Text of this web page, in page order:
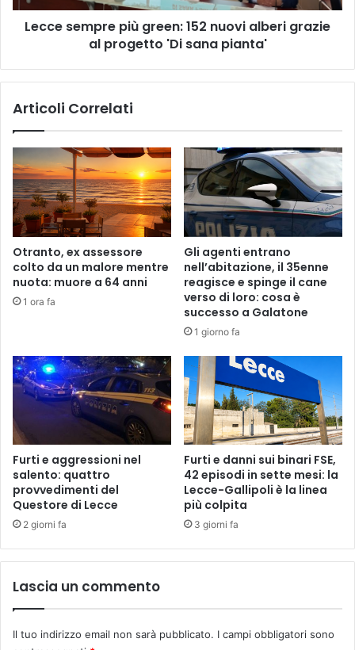
al
progetto
Lecce sempre più green: 152 nuovi alberi grazie
al progetto 'Di sana pianta'
Articoli Correlati
Otranto, ex assessore
colto da un malore mentre
nuota: muore a 64 anni
1 ora fa
Gli agenti entrano
nell’abitazione, il 35enne
reagisce e spinge il cane
verso di loro: cosa è
successo a Galatone
1 giorno fa
Furti e aggressioni nel
salento: quattro
provvedimenti del
Questore di Lecce
2 giorni fa
Furti e danni sui binari FSE,
42 episodi in sette mesi: la
Lecce-Gallipoli è la linea
più colpita
3 giorni fa
Lascia un commento
Il tuo indirizzo email non sarà pubblicato. I campi obbligatori sono